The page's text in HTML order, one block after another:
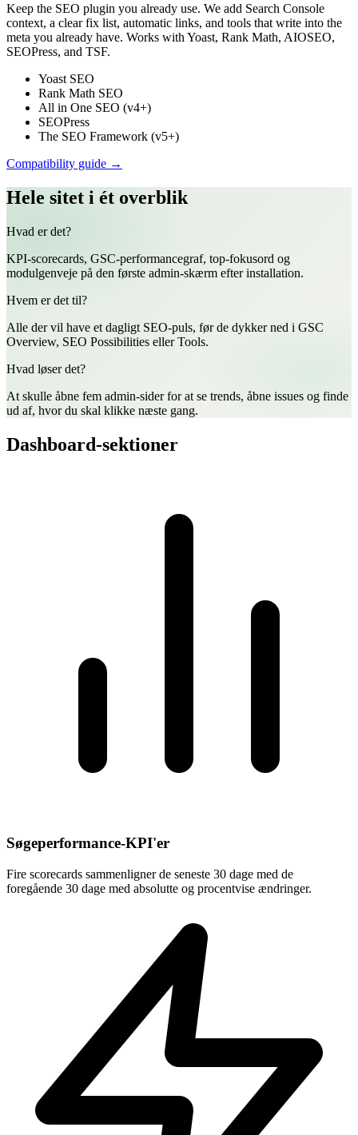
Keep the SEO plugin you already use. We add Search Console
context, a clear fix list, automatic links, and tools that write into the
meta you already have. Works with Yoast, Rank Math, AIOSEO,
SEOPress, and TSF.
Yoast SEO
Rank Math SEO
All in One SEO (v4+)
SEOPress
The SEO Framework (v5+)
Compatibility guide →
Hele sitet i ét overblik
Hvad er det?
KPI-scorecards, GSC-performancegraf, top-fokusord og
modulgenveje på den første admin-skærm efter installation.
Hvem er det til?
Alle der vil have et dagligt SEO-puls, før de dykker ned i GSC
Overview, SEO Possibilities eller Tools.
Hvad løser det?
At skulle åbne fem admin-sider for at se trends, åbne issues og finde
ud af, hvor du skal klikke næste gang.
Dashboard-sektioner
Søgeperformance-KPI'er
Fire scorecards sammenligner de seneste 30 dage med de
foregående 30 dage med absolutte og procentvise ændringer.